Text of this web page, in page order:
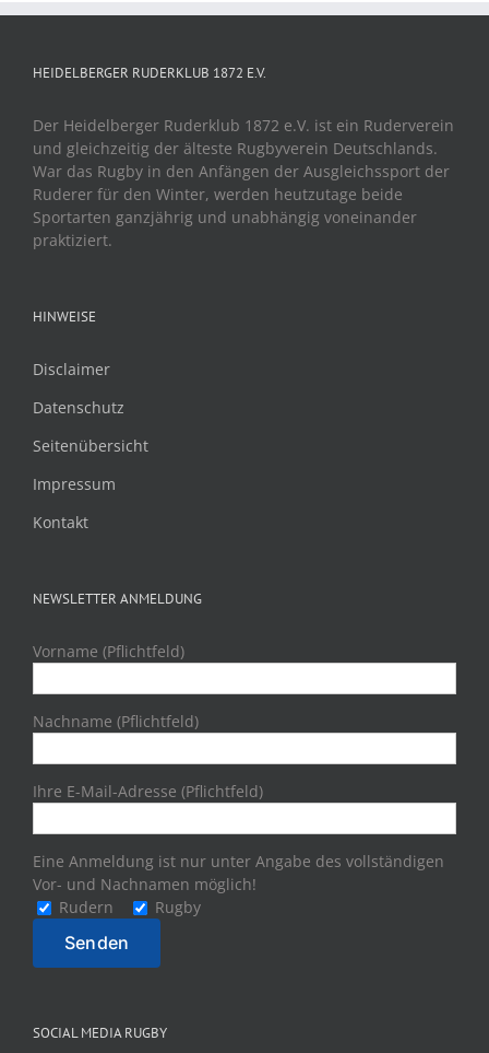
HEIDELBERGER RUDERKLUB 1872 E.V.
Der Heidelberger Ruderklub 1872 e.V. ist ein Ruderverein
und gleichzeitig der älteste Rugbyverein Deutschlands.
War das Rugby in den Anfängen der Ausgleichssport der
Ruderer für den Winter, werden heutzutage beide
Sportarten ganzjährig und unabhängig voneinander
praktiziert.
HINWEISE
Disclaimer
Datenschutz
Seitenübersicht
Impressum
Kontakt
NEWSLETTER ANMELDUNG
Vorname (Pflichtfeld)
Nachname (Pflichtfeld)
Ihre E-Mail-Adresse (Pflichtfeld)
Eine Anmeldung ist nur unter Angabe des vollständigen
Vor- und Nachnamen möglich!
Rudern
Rugby
SOCIAL MEDIA RUGBY